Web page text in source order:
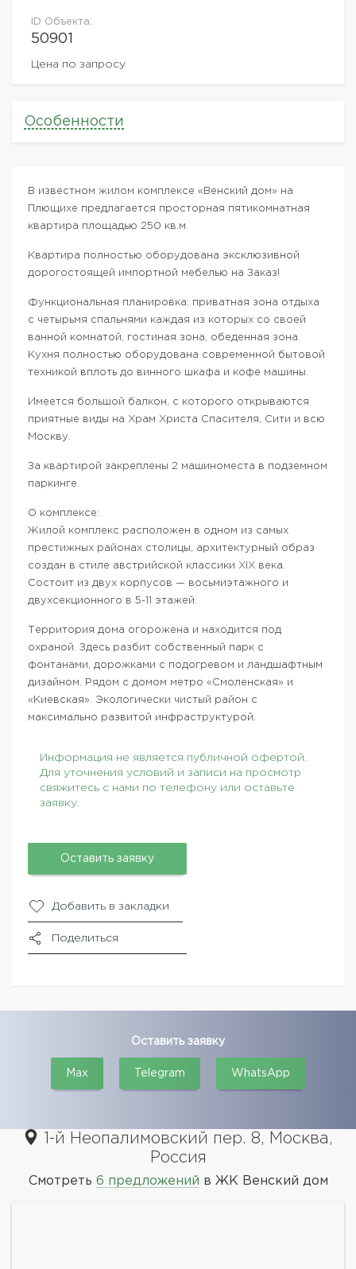
ID Объекта:
50901
Цена по запросу
Особенности
В известном жилом комплексе «Венский дом» на
Плющихе предлагается просторная пятикомнатная
квартира площадью 250 кв.м.
Квартира полностью оборудована эксклюзивной
дорогостоящей импортной мебелью на Заказ!
Функциональная планировка: приватная зона отдыха
с четырьмя спальнями каждая из которых со своей
ванной комнатой, гостиная зона, обеденная зона.
Кухня полностью оборудована современной бытовой
техникой вплоть до винного шкафа и кофе машины.
Имеется большой балкон, с которого открываются
приятные виды на Храм Христа Спасителя, Сити и всю
Москву.
За квартирой закреплены 2 машиноместа в подземном
паркинге.
О комплексе:
Жилой комплекс расположен в одном из самых
престижных районах столицы, архитектурный образ
создан в стиле австрийской классики XIX века.
Состоит из двух корпусов — восьмиэтажного и
двухсекционного в 5-11 этажей.
Территория дома огорожена и находится под
охраной. Здесь разбит собственный парк с
фонтанами, дорожками с подогревом и ландшафтным
дизайном. Рядом с домом метро «Смоленская» и
«Киевская». Экологически чистый район с
максимально развитой инфраструктурой.
Информация не является публичной офертой.
Для уточнения условий и записи на просмотр
свяжитесь с нами по телефону или оставьте
заявку.
Оставить заявку
Добавить в закладки
Поделиться
Оставить заявку
Max Telegram WhatsApp
1-й Неопалимовский пер. 8, Москва,
Россия
Смотреть 6 предложений в ЖК Венский дом